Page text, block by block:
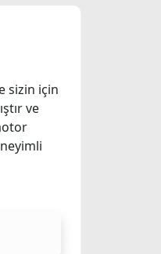
sizin için
ve